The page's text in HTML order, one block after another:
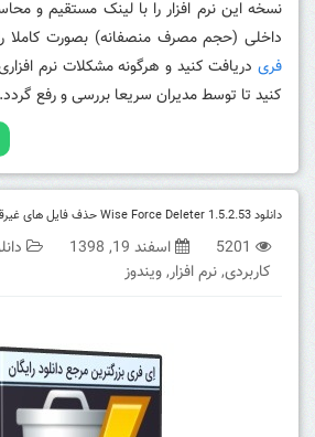
نسخه این نرم افزار را با لینک مستقیم و
داخلی (حجم مصرف منصفانه) بصورت کاملا
فری دریافت کنید و هرگونه مشکلات نرم
کنید تا توسط مدیران سریعا بررسی و رفع گردد.
دانلود Wise Force Deleter 1.5.2.53 حذف فایل های غیرقابل حذف
5201 اسفند 19, 1398
کاربردی,نرم افزار,ویندوز